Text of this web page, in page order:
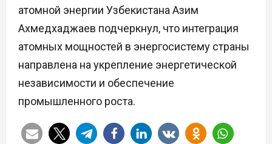
атомной энергии Узбекистана Азим
Ахмедхаджаев подчеркнул, что интеграция
атомных мощностей в энергосистему страны
направлена на укрепление энергетической
независимости и обеспечение
промышленного роста.